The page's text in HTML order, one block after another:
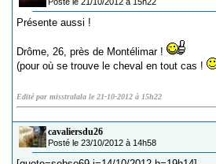
Présente aussi !
Drôme, 26, près de Montélimar !
(pour où se trouve le cheval en tout cas !
Edité par misstralala le 21-10-2012 à 15h22
cavaliersdu26
Posté le 23/10/2012 à 14h58